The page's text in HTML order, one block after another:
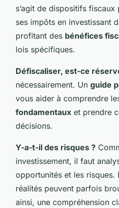
s’agit de dispositifs
ses impôts en investissant
profitant des bénéfices
lois spécifiques.
Défiscaliser, est-ce
nécessairement. Un guide
vous aider à comprendre
fondamentaux et prendre
décisions.
Y-a-t-il des risques ?
investissement, il faut
opportunités et les risques.
réalités peuvent parfois
ainsi, une compréhension